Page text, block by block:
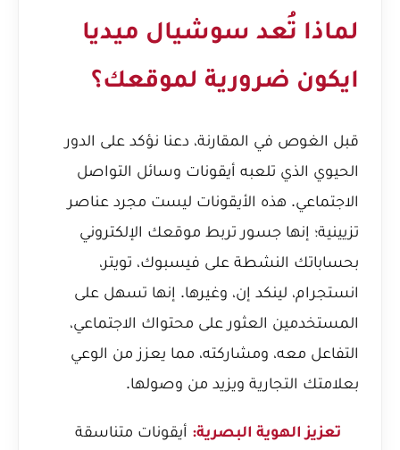
لماذا تُعد سوشيال ميديا
ايكون ضرورية لموقعك؟
قبل الغوص في المقارنة، دعنا نؤكد على الدور
الحيوي الذي تلعبه أيقونات وسائل التواصل
الاجتماعي. هذه الأيقونات ليست مجرد عناصر
تزيينية؛ إنها جسور تربط موقعك الإلكتروني
بحساباتك النشطة على فيسبوك، تويتر،
انستجرام، لينكد إن، وغيرها. إنها تسهل على
المستخدمين العثور على محتواك الاجتماعي،
التفاعل معه، ومشاركته، مما يعزز من الوعي
بعلامتك التجارية ويزيد من وصولها.
تعزيز الهوية البصرية: أيقونات متناسقة